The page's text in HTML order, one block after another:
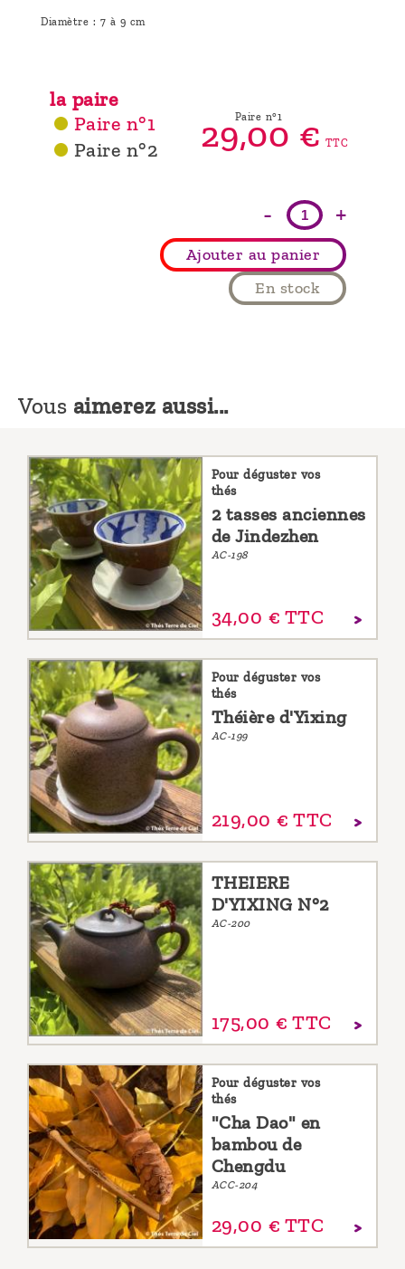
Diamètre : 7 à 9 cm
la paire
Paire n°1
Paire n°2
Paire n°1
29,00 € TTC
- +
Ajouter au panier
En stock
Vous aimerez aussi...
Pour déguster vos
thés
2 tasses anciennes
de Jindezhen
AC-198
34,00 € TTC
Pour déguster vos
thés
Théière d'Yixing
AC-199
219,00 € TTC
THEIERE
D'YIXING N°2
AC-200
175,00 € TTC
Pour déguster vos
thés
"Cha Dao" en
bambou de
Chengdu
ACC-204
29,00 € TTC